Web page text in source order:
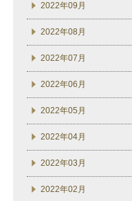
2022年09月
2022年08月
2022年07月
2022年06月
2022年05月
2022年04月
2022年03月
2022年02月